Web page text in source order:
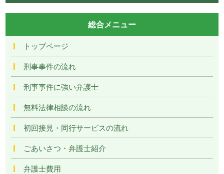
総合メニュー
トップページ
刑事事件の流れ
刑事事件に強い弁護士
無料法律相談の流れ
初回接見・同行サービスの流れ
ごあいさつ・弁護士紹介
弁護士費用